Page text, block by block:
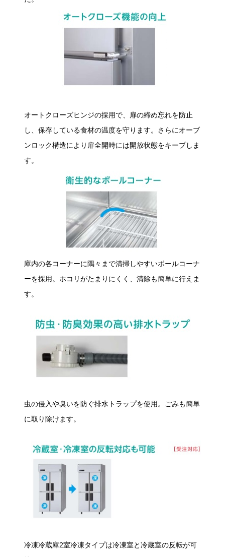
オートクローズヒンジの採用で、扉の締め忘れを防止
し、保存している食材の温度を守ります。さらにオーブ
ンロック構造により扉全開時には開放状態をキープしま
す。
庫内の各コーナーに隅々まで清掃しやすいボールコーナ
ーを採用。ホコリがたまりにくく、清除も簡単に行えま
す。
虫の侵入や臭いを防ぐ排水トラップを使用。ごみも簡単
に取り除けます。
冷凍冷蔵庫2室冷凍タイプは冷凍室と冷蔵室の反転が可